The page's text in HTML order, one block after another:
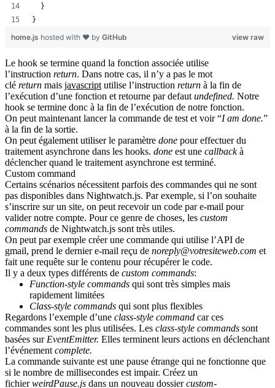
  }
}
view raw
home.js hosted with ❤ by GitHub
Le hook se termine quand la fonction associée utilise
l’instruction return. Dans notre cas, il n’y a pas le mot
clé return mais javascript utilise l’instruction return à la fin de
l’exécution d’une fonction et retourne par defaut undefined. Notre
hook se termine donc à la fin de l’exécution de notre fonction.
On peut maintenant lancer la commande de test et voir “I am done.”
à la fin de la sortie.
On peut également utiliser le paramètre done pour effectuer du
traitement asynchrone dans les hooks. done est une callbackà
déclencher quand le traitement asynchrone est terminé.
Custom command
Certains scénarios nécessitent parfois des commandes qui ne sont
pas disponibles dans Nightwatch.js. Par exemple, si l’on souhaite
s’inscrire sur un site, on peut recevoir un code par e-mail pour
valider notre compte. Pour ce genre de choses, les custom
commands de Nightwatch.js sont très utiles.
On peut par exemple créer une commande qui utilise l’API de
gmail, prend le dernier e-mail reçu de noreply@votresiteweb.com et
fait une requête sur le contenu pour récupérer le code.
Il y a deux types différents de custom commands:
Function-style commands qui sont très simples mais
rapidement limitées
Class-style commands qui sont plus flexibles
Regardons l’exemple d’une class-style command car ces
commandes sont les plus utilisées. Les class-style commands sont
basées sur EventEmitter. Elles terminent leurs actions en déclenchant
l’événement complete.
La commande suivante est une pause étrange qui ne fonctionne que
si le nombre de millisecondes est impair. Créez un
fichierweirdPause.js dans un nouveau dossiercustom-